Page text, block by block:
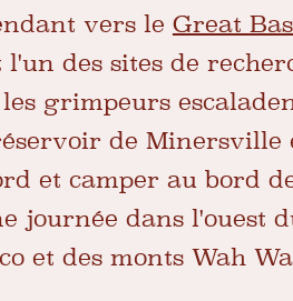
vers le Great
l'un des sites de
grimpeurs
de Minersville
et camper au bord
journée dans l'ouest
et des monts Wah